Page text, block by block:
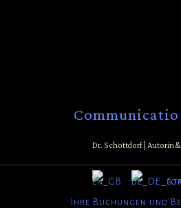
Dr. Schottdorf | Autorin
Ihre Buchungen und